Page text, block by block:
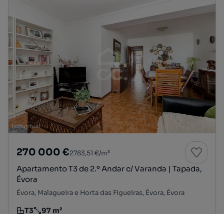
270 000 €2783,51 €/m²
Apartamento T3 de 2.º Andar c/ Varanda | Tapada,
Évora
Évora, Malagueira e Horta das Figueiras, Évora, Évora
T3 97 m²